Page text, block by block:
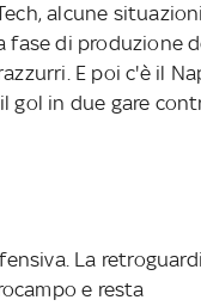
alcune
fase di produzione
E poi c'è il
gol in due gare
La
e resta